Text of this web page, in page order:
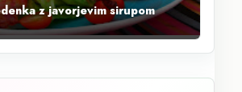
z javorjevim sirupom